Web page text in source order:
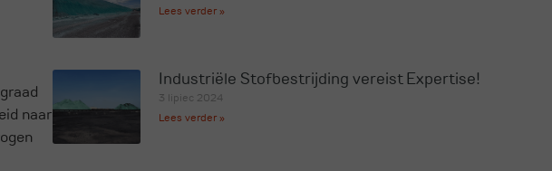
naar
Lees verder »
Industriële Stofbestrijding vereist Expertise!
3 lipiec 2024
Lees verder »